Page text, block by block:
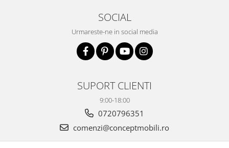
SOCIAL
Urmareste-ne in social media
SUPORT CLIENTI
9:00-18:00
0720796351
comenzi@conceptmobili.ro